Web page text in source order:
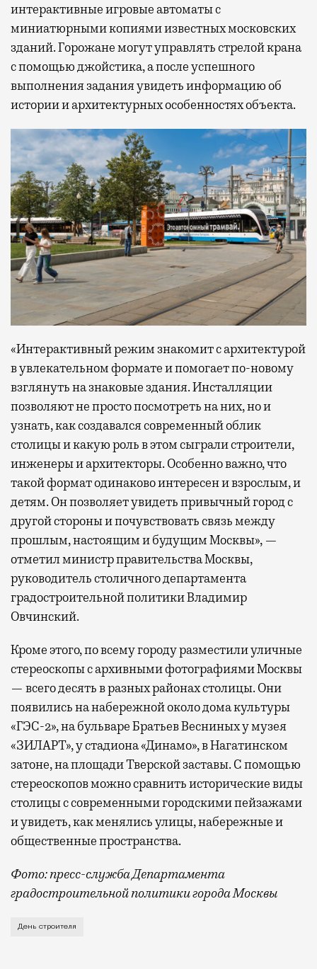
интерактивные игровые автоматы с
миниатюрными копиями известных московских
зданий. Горожане могут управлять стрелой крана
с помощью джойстика, а после успешного
выполнения задания увидеть информацию об
истории и архитектурных особенностях объекта.
«Интерактивный режим знакомит с архитектурой
в увлекательном формате и помогает по-новому
взглянуть на знаковые здания. Инсталляции
позволяют не просто посмотреть на них, но и
узнать, как создавался современный облик
столицы и какую роль в этом сыграли строители,
инженеры и архитекторы. Особенно важно, что
такой формат одинаково интересен и взрослым, и
детям. Он позволяет увидеть привычный город с
другой стороны и почувствовать связь между
прошлым, настоящим и будущим Москвы», —
отметил министр правительства Москвы,
руководитель столичного департамента
градостроительной политики Владимир
Овчинский.
Кроме этого, по всему городу разместили уличные
стереоскопы с архивными фотографиями Москвы
— всего десять в разных районах столицы. Они
появились на набережной около дома культуры
«ГЭС-2», на бульваре Братьев Весниных у музея
«ЗИЛАРТ», у стадиона «Динамо», в Нагатинском
затоне, на площади Тверской заставы. С помощью
стереоскопов можно сравнить исторические виды
столицы с современными городскими пейзажами
и увидеть, как менялись улицы, набережные и
общественные пространства.
Фото: пресс-служба Департамента
градостроительной политики города Москвы
В этом году профессиональный праздник День
День строителя